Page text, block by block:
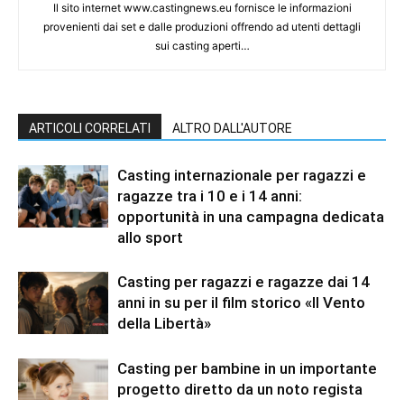
Il sito internet www.castingnews.eu fornisce le informazioni
provenienti dai set e dalle produzioni offrendo ad utenti dettagli
sui casting aperti…
ARTICOLI CORRELATI ALTRO DALL'AUTORE
Casting internazionale per ragazzi e
ragazze tra i 10 e i 14 anni:
opportunità in una campagna dedicata
allo sport
Casting per ragazzi e ragazze dai 14
anni in su per il film storico «Il Vento
della Libertà»
Casting per bambine in un importante
progetto diretto da un noto regista